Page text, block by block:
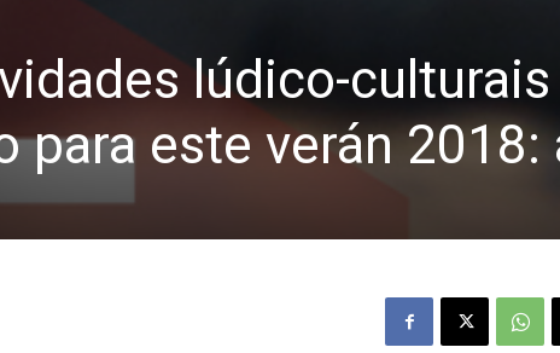
lúdico-
para este verán 2018: